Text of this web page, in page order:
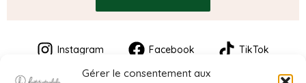
Gérer le consentement aux
Instagram Facebook TikTok